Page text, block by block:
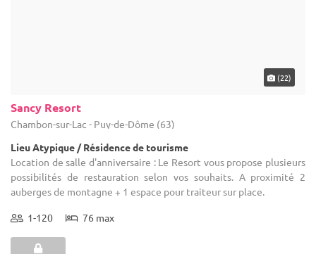
possibilités de restauration selon vos souhaits. A proximité 2
1-120 76 max